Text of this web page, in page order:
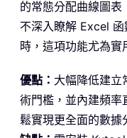
的常態分配曲線圖表
不深入瞭解 Excel
時，這項功能尤為實
優點： 大幅降低建立
術門檻，並內建頻率
鬆實現更全面的數據